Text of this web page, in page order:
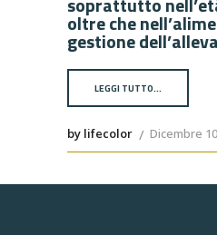
oltre che
gestione
LEGGI TUTTO…
by lifecolor Dicembre 10